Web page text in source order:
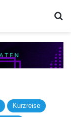
Kurzreise